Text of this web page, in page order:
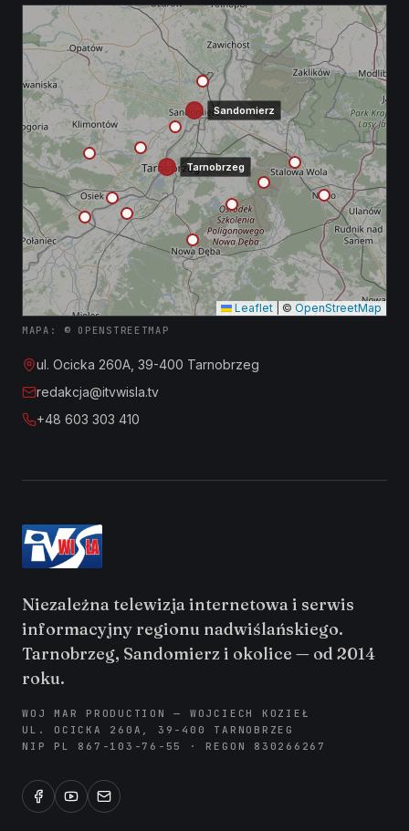
Tarnobrzeg
Sandomierz
Leaflet © OpenStreetMap
MAPA: © OPENSTREETMAP
ul. Ocicka 260A, 39-400 Tarnobrzeg
redakcja@itvwisla.tv
+48 603 303 410
Niezależna telewizja internetowa i serwis
informacyjny regionu nadwiślańskiego.
Tarnobrzeg, Sandomierz i okolice — od 2014
roku.
WOJ MAR PRODUCTION — WOJCIECH KOZIEŁ
UL. OCICKA 260A, 39-400 TARNOBRZEG
NIP PL 867-103-76-55 · REGON 830266267